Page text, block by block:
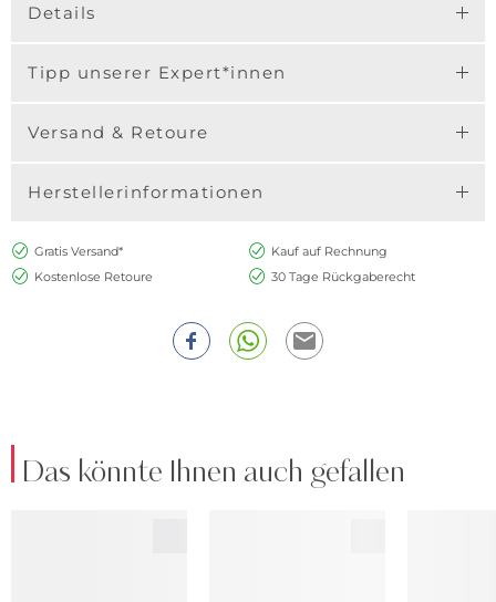
Details
Tipp unserer Expert*innen
Versand & Retoure
Herstellerinformationen
Gratis Versand*
Kauf auf Rechnung
Kostenlose Retoure
30 Tage Rückgaberecht
Das könnte Ihnen auch gefallen